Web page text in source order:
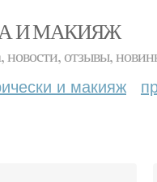
И МАКИЯЖ
отзывы,
и макияж